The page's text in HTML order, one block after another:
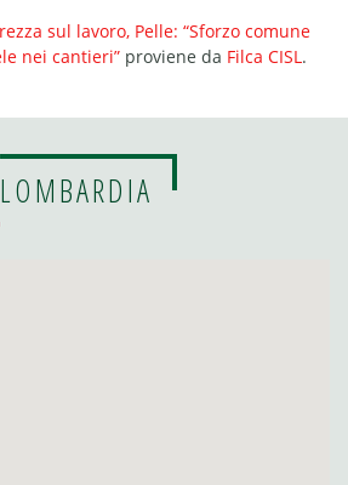
sul lavoro, Pelle: “Sforzo comune
nei cantieri” proviene da Filca CISL.